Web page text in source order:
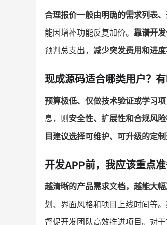
合理报价一般由明确的需求列表
能因增补功能反复加价。 靠谱开
预判总支出， 减少突发费用和进
现成源码适合哪类用户？有
预算极低、仅做技术验证或学习
息，则安全性、扩展性和合规风
目建议选择可维护、可升级的定
开发APP前，我应该重点准
越清晰的产品需求文档，越能大
划、界面风格和项目上线时间等。
督促开发团队高效推进项目。对于